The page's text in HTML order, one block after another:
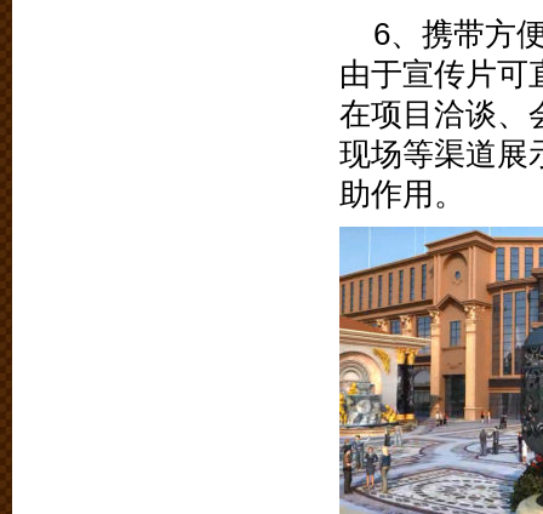
6、携带方
由于宣传片可
在项目洽谈、
现场等渠道展
助作用。